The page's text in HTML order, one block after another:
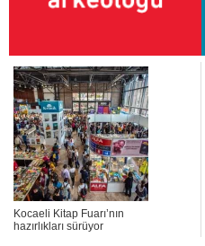
Kocaeli Kitap Fuarı’nın
hazırlıkları sürüyor